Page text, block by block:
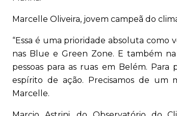
Marcelle Oliveira, jovem campeã do
“Essa é uma prioridade absoluta
nas Blue e Green Zone. E também
pessoas para as ruas em Belém.
espírito de ação. Precisamos de um
Marcelle.